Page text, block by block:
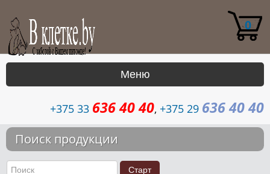
0
Меню
Каталог
+375 33 636 40 40, +375 29 636 40 40
Поиск продукции